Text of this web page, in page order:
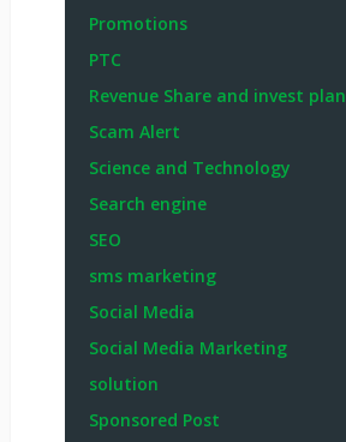
Promotions
PTC
Revenue Share and invest plan
Scam Alert
Science and Technology
Search engine
SEO
sms marketing
Social Media
Social Media Marketing
solution
Sponsored Post